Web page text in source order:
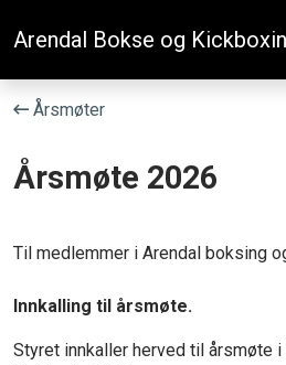
Arendal Bokse og
Årsmøter
Årsmøte 2026
Til medlemmer i Arendal boksing
Innkalling til årsmøte.
Styret innkaller herved til årsmøte